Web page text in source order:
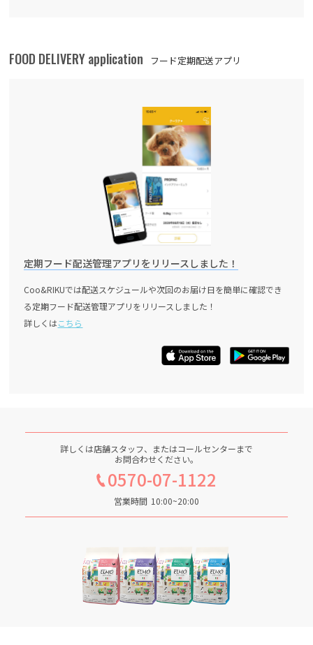
FOOD DELIVERY application フード定期配送アプリ
定期フード配送管理アプリをリリースしました！
Coo&RIKUでは配送スケジュールや次回のお届け日を簡単に確認でき
る定期フード配送管理アプリをリリースしました！
詳しくはこちら
詳しくは店舗スタッフ、またはコールセンターまで
お問合わせください。
0570-07-1122
営業時間 10:00~20:00